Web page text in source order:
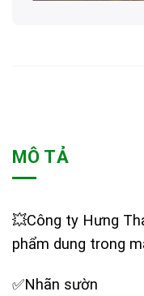
MÔ TẢ
💥Công ty Hưng
phẩm dung trong
✅Nhãn sườn